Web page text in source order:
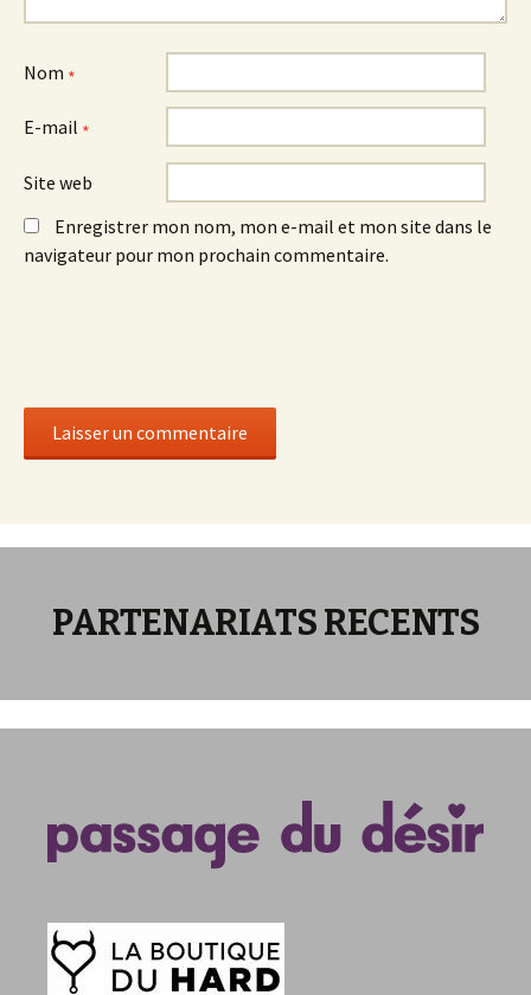
Nom *
E-mail *
Site web
Enregistrer mon nom, mon e-mail et mon site dans le
navigateur pour mon prochain commentaire.
PARTENARIATS RECENTS